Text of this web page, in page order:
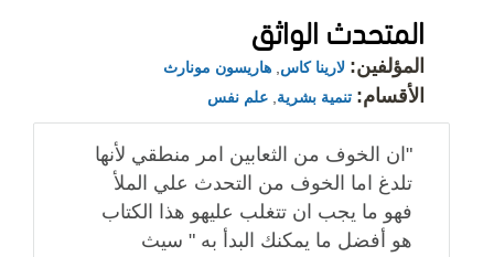
المتحدث الواثق
المؤلفين: لارينا كاس هاريسون مونارث
الأقسام: تنمية بشرية علم نفس
"ان الخوف من الثعابين امر منطقي لأنها
تلدغ اما الخوف من التحدث علي الملأ
فهو ما يجب ان تتغلب عليهو هذا الكتاب
هو أفضل ما يمكنك البدأ به " سيث